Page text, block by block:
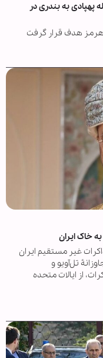
به بندری در
هدف قرار گرفت
خاک ایران
غیر مستقیم ایران
تل‌آویو و
از ایالات متحده